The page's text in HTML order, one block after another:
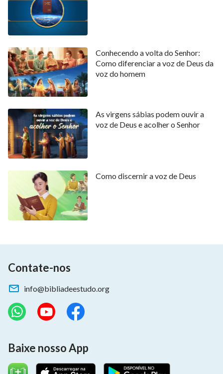
141
142
148
149
Conhecendo a volta do Senhor:
Como diferenciar a voz de Deus da
voz do homem
As virgens sábias podem ouvir a
voz de Deus e acolher o Senhor
Como discernir a voz de Deus
Contate-nos
info@bibliadeestudo.org
Baixe nosso App